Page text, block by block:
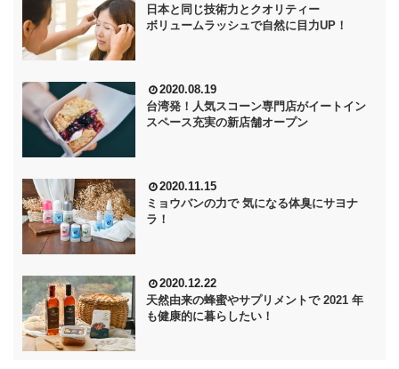
日本と同じ技術力とクオリティー
ボリュームラッシュで自然に目力UP！
2020.08.19
台湾発！人気スコーン専門店がイートイン
スペース充実の新店舗オープン
2020.11.15
ミョウバンの力で 気になる体臭にサヨナ
ラ！
2020.12.22
天然由来の蜂蜜やサプリメントで 2021 年
も健康的に暮らしたい！